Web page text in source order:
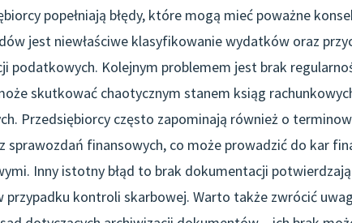
popełniają błędy, które mogą mieć poważne
jest niewłaściwe klasyfikowanie wydatków oraz
podatkowych. Kolejnym problemem jest brak
skutkować chaotycznym stanem ksiąg
Przedsiębiorcy często zapominają również o
sprawozdań finansowych, co może prowadzić do kar
Inny istotny błąd to brak dokumentacji
przypadku kontroli skarbowej. Warto także zwrócić